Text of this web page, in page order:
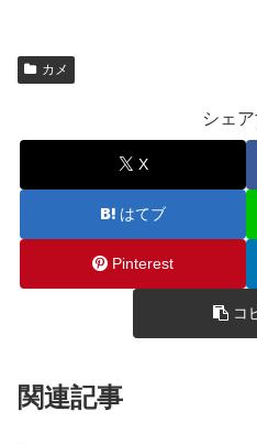
カメ
シェ
X
はてブ
Pinterest
コ
関連記事